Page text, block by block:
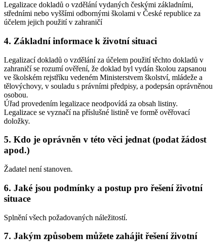
Legalizace dokladů o vzdělání vydaných českými základními,
středními nebo vyššími odbornými školami v České republice za
účelem jejich použití v zahraničí
4. Základní informace k životní situaci
Legalizací dokladů o vzdělání za účelem použití těchto dokladů v
zahraničí se rozumí ověření, že doklad byl vydán školou zapsanou
ve školském rejstříku vedeném Ministerstvem školství, mládeže a
tělovýchovy, v souladu s právními předpisy, a podepsán oprávněnou
osobou.
Úřad provedením legalizace neodpovídá za obsah listiny.
Legalizace se vyznačí na příslušné listině ve formě ověřovací
doložky.
5. Kdo je oprávněn v této věci jednat (podat žádost
apod.)
Žadatel není stanoven.
6. Jaké jsou podmínky a postup pro řešení životní
situace
Splnění všech požadovaných náležitostí.
7. Jakým způsobem můžete zahájit řešení životní